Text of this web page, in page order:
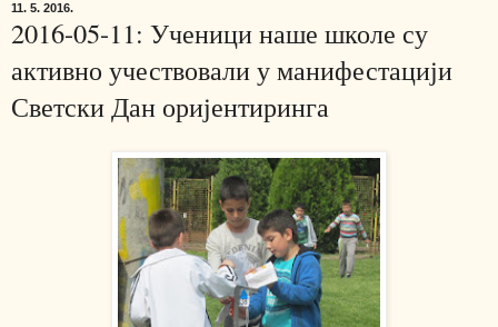
11. 5. 2016.
2016-05-11: Ученици наше школе су
активно учествовали у манифестацији
Светски Дан оријентиринга